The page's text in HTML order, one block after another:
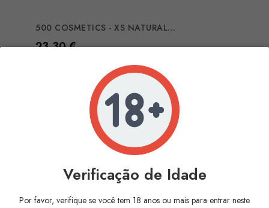
500 COSMETICS - XS NATURAL...
Preço
23,30 €
Verificação de Idade
Por favor, verifique se você tem 18 anos ou mais para entrar neste